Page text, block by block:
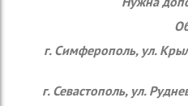
г. Симферополь, ул.
г. Севастополь, ул.